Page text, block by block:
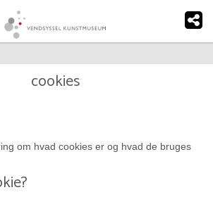
cookies
om hvad cookies er og hvad de bruges